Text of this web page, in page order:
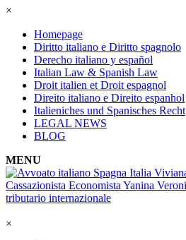
×
Homepage
Diritto italiano e Diritto spagnolo
Derecho italiano y español
Italian Law & Spanish Law
Droit italien et Droit espagnol
Direito italiano e Direito espanhol
Italieniches und Spanisches Recht
LEGAL NEWS
BLOG
MENU
×